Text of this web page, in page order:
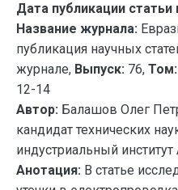
Дата публикации статьи
Название журнала:
публикация научных
журнале, Выпуск: 76, Том:
12-14
Автор: Балашов Олег
кандидат технических
индустриальный институт
Анотация: В статье